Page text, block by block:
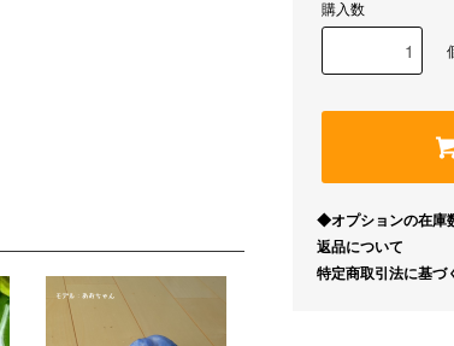
購入数
◆オプションの在庫
返品について
特定商取引法に基づ